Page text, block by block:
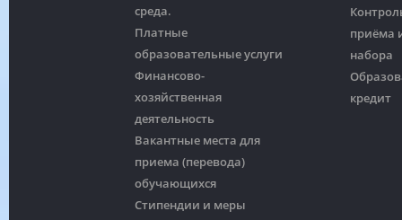
среда.
Платные
образовательные услуги
Финансово-
хозяйственная
деятельность
Вакантные места для
приема (перевода)
обучающихся
Стипендии и меры
приёма
набора
кредит